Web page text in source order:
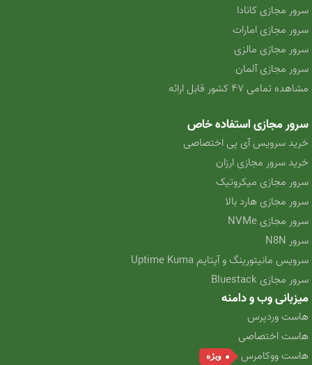
سرور مجازی کانادا
سرور مجازی امارات
سرور مجازی مالزی
سرور مجازی آلمان
مشاهده تمامی ۴۷ کشور قابل ارائه
سرور مجازی استفاده خاص
خرید سرویس آی پی اختصاصی
خرید سرور مجازی ارزان
سرور مجازی میکروتیک
سرور مجازی هارد بالا
سرور مجازی NVMe
سرور N8N
سرویس مانیتورینگ و آپتایم Uptime Kuma
سرور مجازی Bluestack
میزبانی وب و دامنه
هاست وردپرس
هاست اختصاصی
هاست ووکامرس
ویژه